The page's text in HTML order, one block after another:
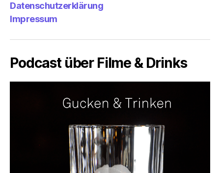
Datenschutzerklärung
Impressum
Podcast über Filme & Drinks